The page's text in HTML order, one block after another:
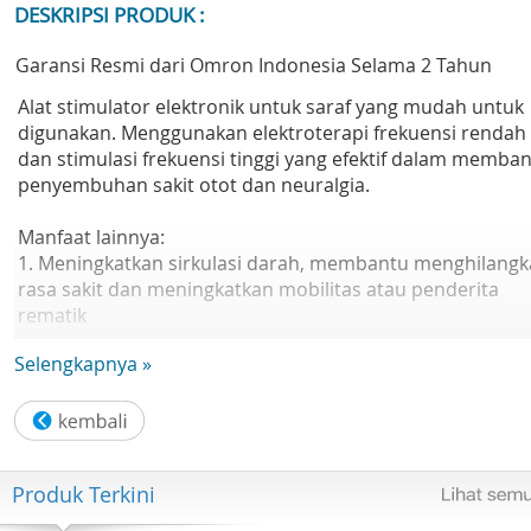
DESKRIPSI PRODUK :
Garansi Resmi dari Omron Indonesia Selama 2 Tahun
Alat stimulator elektronik untuk saraf yang mudah untuk
digunakan. Menggunakan elektroterapi frekuensi rendah
dan stimulasi frekuensi tinggi yang efektif dalam
penyembuhan sakit otot dan neuralgia.
Manfaat lainnya:
1. Meningkatkan sirkulasi darah, membantu
rasa sakit dan meningkatkan mobilitas atau penderita
rematik
3. Membantu pemulihan dari kelelahan dan cedera
4. Memberikan kenyamanan dan kemudahan pemakaian
rumah
Spesifikasi:
1. Profesional TENS
Selengkapnya »
Produk Terkini